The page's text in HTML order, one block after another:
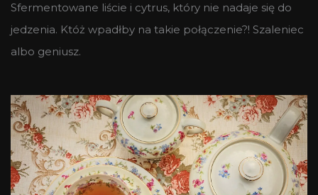
Sfermentowane liście i cytrus, który nie nadaje się do
jedzenia. Któż wpadłby na takie połączenie?! Szaleniec
albo geniusz.